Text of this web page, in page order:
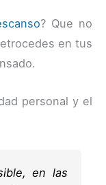
? Que no
en tus
personal y el
en las